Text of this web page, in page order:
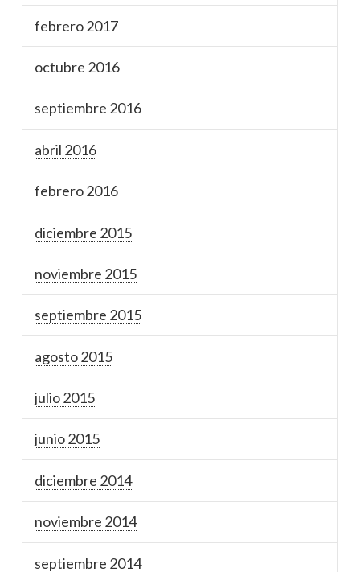
febrero 2017
octubre 2016
septiembre 2016
abril 2016
febrero 2016
diciembre 2015
noviembre 2015
septiembre 2015
agosto 2015
julio 2015
junio 2015
diciembre 2014
noviembre 2014
septiembre 2014